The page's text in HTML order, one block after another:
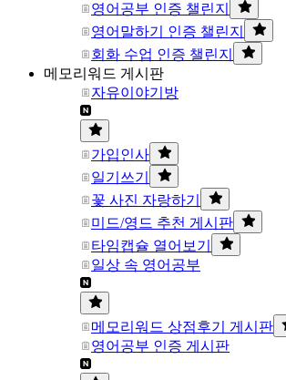
영어공부 인증 챌린지
영어말하기 인증 챌린지
회화 수업 인증 챌린지
메모리워드 게시판
자유이야기방
가입인사
일기쓰기
꽃 사진 자랑하기
미드/영드 추천 게시판
타임캡슐 열어보기
일상 속 영어공부
메모리워드 상점후기 게시판
영어공부 인증 게시판